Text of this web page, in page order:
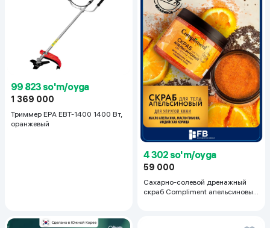
99 823 so'm/oyga
1 369 000
Триммер EPA EBT-1400 1400 Вт,
оранжевый
4 302 so'm/oyga
59 000
Сахарно-солевой дренажный
скраб Compliment апельсиновый